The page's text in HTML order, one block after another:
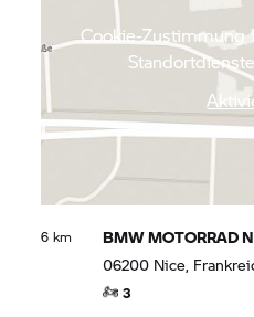
6 km BMW MOTORRAD
06200 Nice,
3
Cookie-